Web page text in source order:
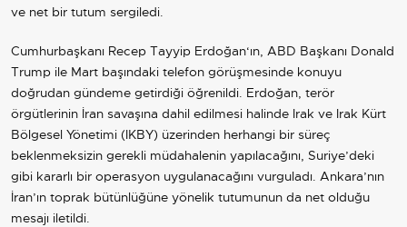
ve net bir tutum sergiledi.
Cumhurbaşkanı Recep Tayyip Erdoğan‘ın, ABD Başkanı Donald
Trump ile Mart başındaki telefon görüşmesinde konuyu
doğrudan gündeme getirdiği öğrenildi. Erdoğan, terör
örgütlerinin İran savaşına dahil edilmesi halinde Irak ve Irak Kürt
Bölgesel Yönetimi (IKBY) üzerinden herhangi bir süreç
beklenmeksizin gerekli müdahalenin yapılacağını, Suriye’deki
gibi kararlı bir operasyon uygulanacağını vurguladı. Ankara’nın
İran’ın toprak bütünlüğüne yönelik tutumunun da net olduğu
mesajı iletildi.